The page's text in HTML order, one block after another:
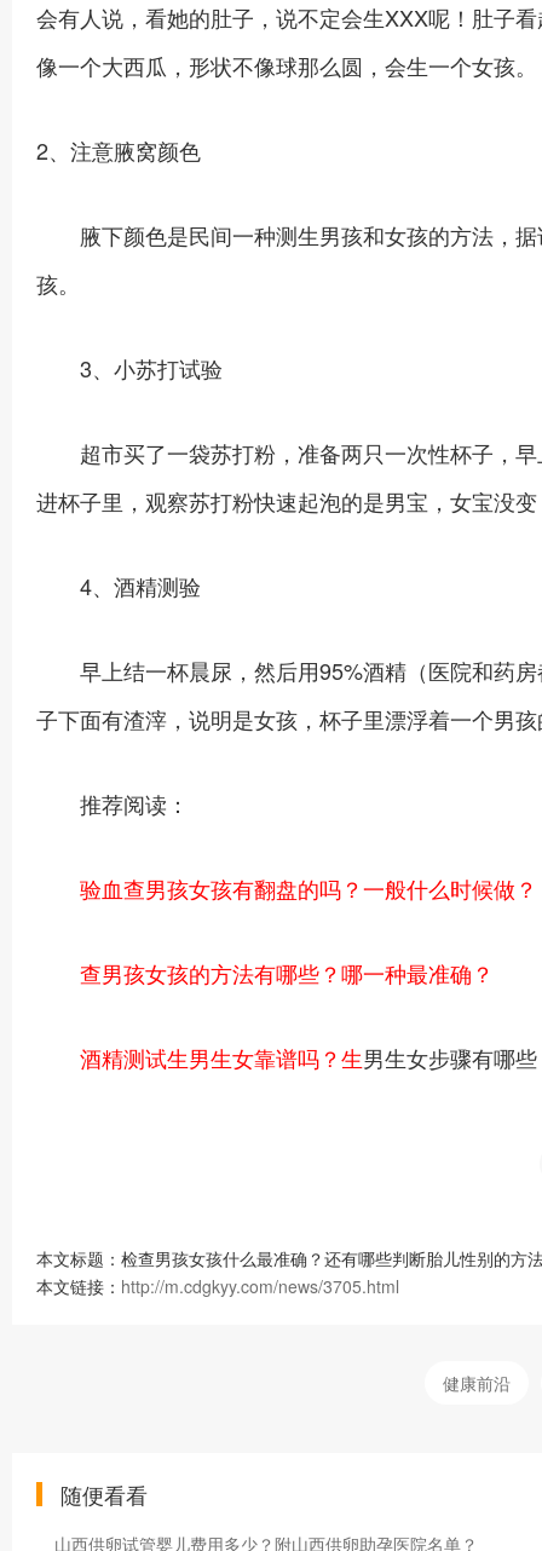
会有人说，看她的肚子，说不定会生XXX呢！肚子
像一个大西瓜，形状不像球那么圆，会生一个女孩。
2、注意腋窝颜色
腋下颜色是民间一种测生男孩和女孩的方法，据
孩。
3、小苏打试验
超市买了一袋苏打粉，准备两只一次性杯子，早
进杯子里，观察苏打粉快速起泡的是男宝，女宝没
4、酒精测验
早上结一杯晨尿，然后用95%酒精（医院和药房
子下面有渣滓，说明是女孩，杯子里漂浮着一个男
推荐阅读：
验血查男孩女孩有翻盘的吗？一般什么时候做？
查男孩女孩的方法有哪些？哪一种最准确？
酒精测试生男生女靠谱吗？生男生女步骤有哪
本文标题：检查男孩女孩什么最准确？还有哪些判断胎儿性别的方
本文链接： http://m.cdgkyy.com/news/3705.html
健康前沿
随便看看
山西供卵试管婴儿费用多少？附山西供卵助孕医院名单？